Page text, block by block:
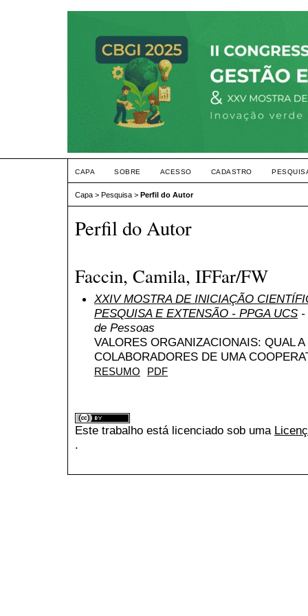
CAPA SOBRE ACESSO CADASTRO
Capa > Pesquisa > Perfil do Autor
Perfil do Autor
Faccin, Camila, IFFar/FW
XXIV MOSTRA DE INICIAÇÃO
PESQUISA E EXTENSÃO - PPGA UCS -
de Pessoas
VALORES ORGANIZACIONAIS: QUAL
COLABORADORES DE UMA
RESUMO PDF
Este trabalho está licenciado sob uma
.